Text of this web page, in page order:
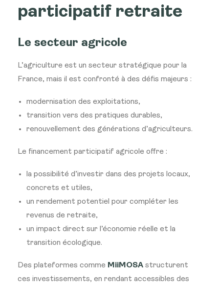
participatif retraite
Le secteur agricole
L’agriculture est un secteur stratégique pour la
France, mais il est confronté à des défis majeurs :
modernisation des exploitations,
transition vers des pratiques durables,
renouvellement des générations d’agriculteurs.
Le financement participatif agricole offre :
la possibilité d’investir dans des projets locaux,
concrets et utiles,
un rendement potentiel pour compléter les
revenus de retraite,
un impact direct sur l’économie réelle et la
transition écologique.
Des plateformes comme MiiMOSA structurent
ces investissements, en rendant accessibles des